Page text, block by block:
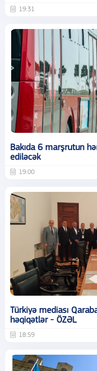
19:31
Bakıda 6 marşrutun
ediləcək
19:00
Türkiyə mediası
həqiqətlər - ÖZƏL
18:59